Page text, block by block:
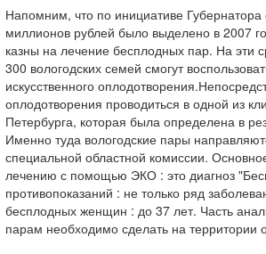
Напомним, что по инициативе Губернатора
миллионов рублей было выделено в 2007
казны на лечение бесплодных пар. На эти
300 вологодских семей смогут
искусственного
оплодотворения проводиться в одной из
Петербурга, которая была определена в
Именно туда вологодские пары
специальной областной комиссии.
лечению с помощью ЭКО : это диагноз
противопоказаний : не только ряд
бесплодных женщин : до 37 лет. Часть
парам необходимо сделать на территории